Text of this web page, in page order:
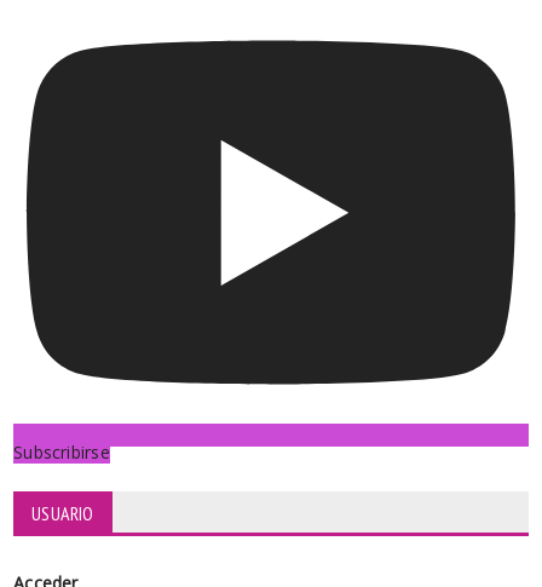
Subscribirse
USUARIO
Acceder